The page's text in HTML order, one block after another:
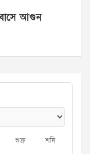
বাসে আগুন
শুক্র শনি